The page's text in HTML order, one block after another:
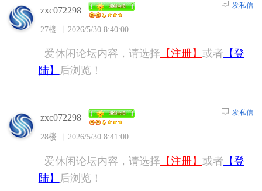
zxc072298
27楼 2026/5/30 8:40:00
发私信
爱休闲论坛内容，请选择 【注册】 或者 【登
陆】
后浏览！
zxc072298
28楼 2026/5/30 8:41:00
发私信
爱休闲论坛内容，请选择 【注册】 或者 【登
陆】
后浏览！